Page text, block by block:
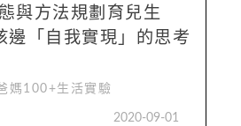
與方法規劃育兒生
邊「自我實現」的思考
媽100+生活實驗
2020-09-01